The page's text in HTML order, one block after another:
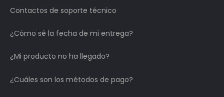
Contactos de soporte técnico
¿Cómo sé la fecha de mi entrega?
¿Mi producto no ha llegado?
¿Cuáles son los métodos de pago?